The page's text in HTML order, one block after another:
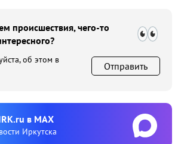
происшествия, чего-то
об этом в
Отправить
в MAX
Иркутска